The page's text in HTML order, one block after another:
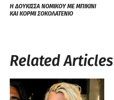
Η ΔΟΥΚΙΣΣΑ ΝΟΜΙΚΟΥ ΜΕ ΜΠΙΚΙΝΙ
ΚΑΙ ΚΟΡΜΙ ΣΟΚΟΛΑΤΕΝΙΟ
Related Articles